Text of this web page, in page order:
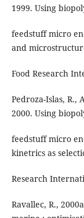
1999. Using
feedstuff micro
and
Food Research
Pedroza-Islas, R.,
2000. Using
feedstuff micro
kinetrics as
Research
Ravallec, R.,